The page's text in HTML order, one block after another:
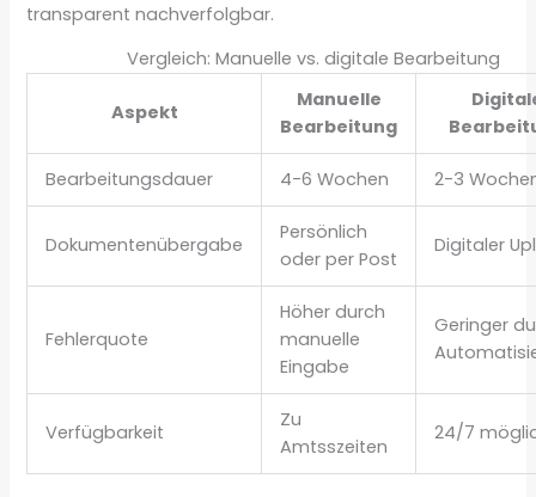
transparent nachverfolgbar.
Vergleich: Manuelle vs. digitale Bearbeitung
Aspekt
Manuelle
Bearbeitung
Bearbeitungsdauer 4-6 Wochen 2-3
Dokumentenübergabe
Persönlich
oder per Post
Digitaler
Fehlerquote
Höher durch
manuelle
Eingabe
Geringer
Verfügbarkeit
Zu
Amtsszeiten
24/7